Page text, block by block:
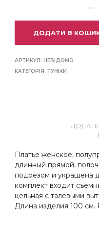
ДОДАТИ В
АРТИКУЛ: НЕВІДОМО
КАТЕГОРІЯ: ТУНІКИ
Платье женское,
длинный прямой,
подрезом и украшена
комплект входит
цельная с талевыми
Длина изделия 100 см.